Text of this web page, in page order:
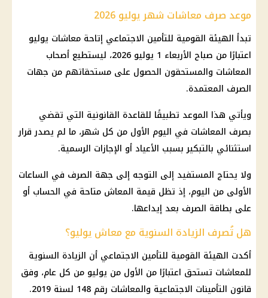
موعد صرف معاشات شهر يوليو 2026
تبدأ الهيئة القومية للتأمين الاجتماعي إتاحة معاشات يوليو
اعتبارًا من صباح الأربعاء 1 يوليو 2026، ليستطيع أصحاب
المعاشات والمستحقون الحصول على مستحقاتهم من جهات
الصرف المعتمدة.
ويأتي هذا الموعد تطبيقًا للقاعدة القانونية التي تقضي
بصرف المعاشات في اليوم الأول من كل شهر، ما لم يصدر قرار
استثنائي بالتبكير بسبب الأعياد أو الإجازات الرسمية.
ولا يحتاج المستفيد إلى التوجه إلى جهة الصرف في الساعات
الأولى من اليوم، إذ تظل قيمة المعاش متاحة في الحساب أو
على بطاقة الصرف بعد إيداعها.
هل تُصرف الزيادة السنوية مع معاش يوليو؟
أكدت الهيئة القومية للتأمين الاجتماعي أن الزيادة السنوية
للمعاشات تستحق اعتبارًا من الأول من يوليو من كل عام، وفق
قانون التأمينات الاجتماعية والمعاشات رقم 148 لسنة 2019.